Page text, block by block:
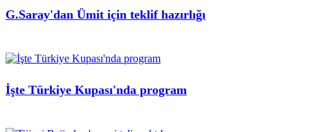
G.Saray'dan Ümit için teklif hazırlığı
İşte Türkiye Kupası'nda program